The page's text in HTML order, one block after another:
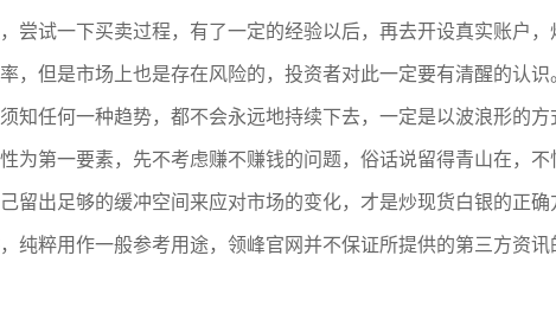
尝试一下买卖过程，有了一定的经验以后，再去开设真实账户，
，但是市场上也是存在风险的，投资者对此一定要有清醒的认
知任何一种趋势，都不会永远地持续下去，一定是以波浪形的方
为第一要素，先不考虑赚不赚钱的问题，俗话说留得青山在，
留出足够的缓冲空间来应对市场的变化，才是炒现货白银的正确
纯粹用作一般参考用途，领峰官网并不保证所提供的第三方资